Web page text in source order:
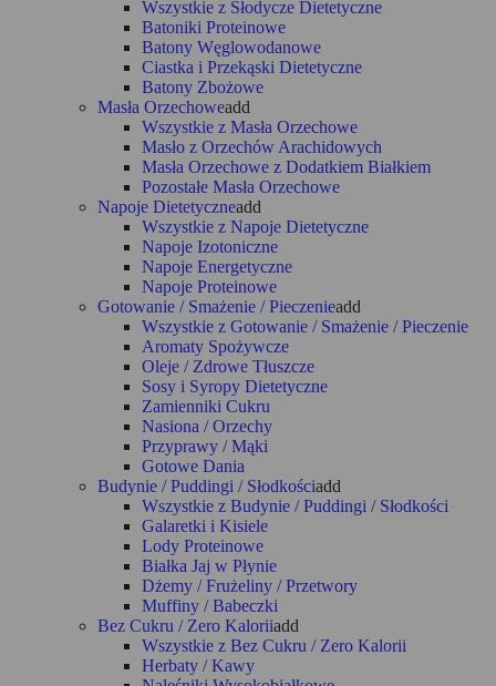
Wszystkie z Słodycze Dietetyczne
Batoniki Proteinowe
Batony Węglowodanowe
Ciastka i Przekąski Dietetyczne
Batony Zbożowe
Masła Orzechoweadd
Wszystkie z Masła Orzechowe
Masło z Orzechów Arachidowych
Masła Orzechowe z Dodatkiem Białkiem
Pozostałe Masła Orzechowe
Napoje Dietetyczneadd
Wszystkie z Napoje Dietetyczne
Napoje Izotoniczne
Napoje Energetyczne
Napoje Proteinowe
Gotowanie / Smażenie / Pieczenieadd
Wszystkie z Gotowanie / Smażenie / Pieczenie
Aromaty Spożywcze
Oleje / Zdrowe Tłuszcze
Sosy i Syropy Dietetyczne
Zamienniki Cukru
Nasiona / Orzechy
Przyprawy / Mąki
Gotowe Dania
Budynie / Puddingi / Słodkościadd
Wszystkie z Budynie / Puddingi / Słodkości
Galaretki i Kisiele
Lody Proteinowe
Białka Jaj w Płynie
Dżemy / Frużeliny / Przetwory
Muffiny / Babeczki
Bez Cukru / Zero Kaloriiadd
Wszystkie z Bez Cukru / Zero Kalorii
Herbaty / Kawy